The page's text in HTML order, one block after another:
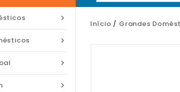




Início Grandes